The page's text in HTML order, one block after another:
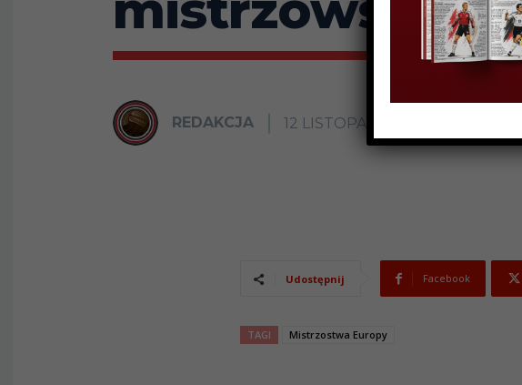
REDAKCJA 12 LISTOPADA 2015
Udostępnij Facebook
TAGI Mistrzostwa Europy